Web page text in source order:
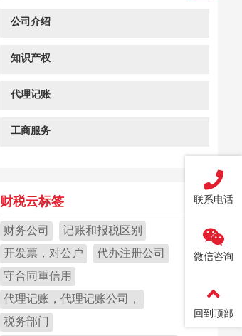
公司介绍
知识产权
代理记账
工商服务
财税云标签
财务公司
记账和报税区别
开发票，对公户
代办注册公司
守合同重信用
代理记账，代理记账公司，
税务部门
联系电话
微信咨询
回到顶部